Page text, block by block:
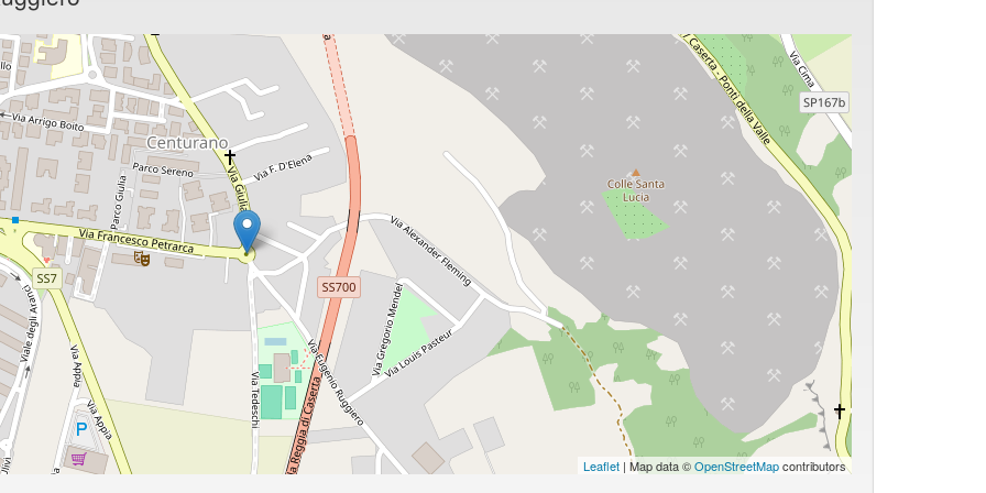
Leaflet | Map data ©OpenStreetMapcontributors